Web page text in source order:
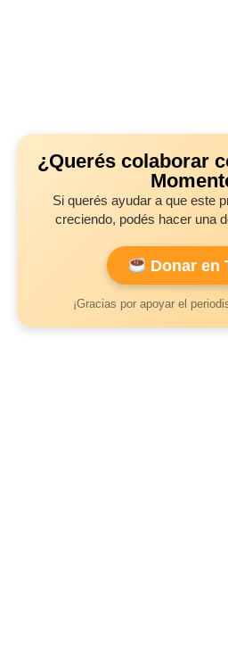
¿Querés colaborar
Si querés ayudar a que este
creciendo, podés hacer una
Donar en
¡Gracias por apoyar el